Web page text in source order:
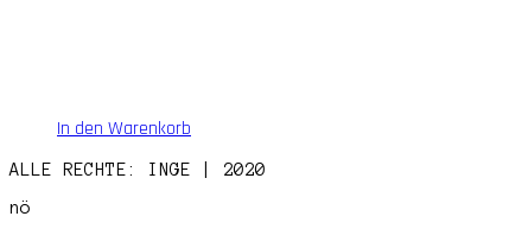
In den Warenkorb
ALLE RECHTE: INGE | 2020
nö